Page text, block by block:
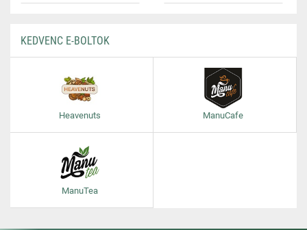
KEDVENC E-BOLTOK
Heavenuts ManuCafe
ManuTea